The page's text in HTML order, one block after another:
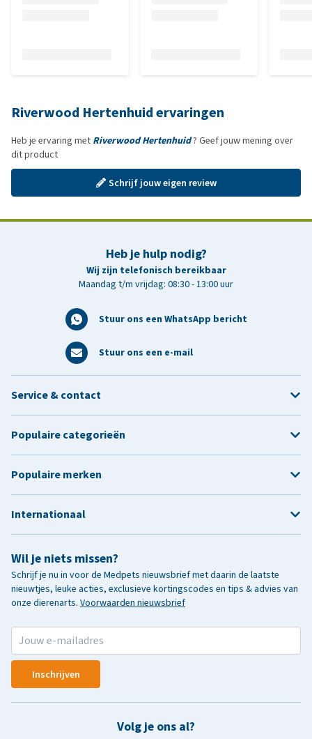
Riverwood Hertenhuid ervaringen
Heb je ervaring met Riverwood Hertenhuid? Geef jouw mening over
dit product
Schrijf jouw eigen review
Heb je hulp nodig?
Wij zijn telefonisch bereikbaar
Maandag t/m vrijdag: 08:30 - 13:00 uur
Stuur ons een WhatsApp bericht
Stuur ons een e-mail
Wil je niets missen?
Schrijf je nu in voor de Medpets nieuwsbrief met daarin de laatste
nieuwtjes, leuke acties, exclusieve kortingscodes en tips & advies van
onze dierenarts. Voorwaarden nieuwsbrief
Inschrijven
Volg je ons al?
Service & contact
Populaire categorieën
Populaire merken
Internationaal